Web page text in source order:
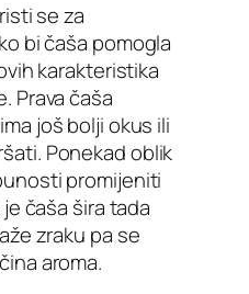
se za
bi čaša pomogla
karakteristika
Prava čaša
još bolji okus ili
Ponekad oblik
promijeniti
čaša šira tada
zraku pa se
aroma.